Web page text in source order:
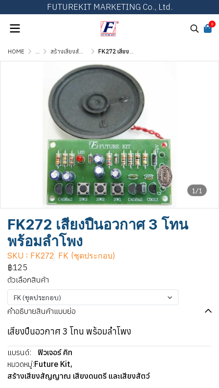
FUTUREKIT MARKETING Co., Ltd.
0
HOME ... สร้างเสียงสัญญาณ เสียงดนตรี และเสียงสัตว์ FK272 เสียงปืนอวกาศ 3 โทน พร้อมลำโพง
1/1
FK272 เสียงปืนอวกาศ 3 โทน
พร้อมลำโพง
SKU : FK272 FK (ชุดประกอบ)
฿125
ตัวเลือกสินค้า
FK (ชุดประกอบ)
คำอธิบายสินค้าแบบย่อ
เสียงปืนอวกาศ 3 โทน พร้อมลำโพง
แบรนด์:
ฟิวเจอร์ คิท
หมวดหมู่:Future Kit,
สร้างเสียงสัญญาณ เสียงดนตรี และเสียงสัตว์